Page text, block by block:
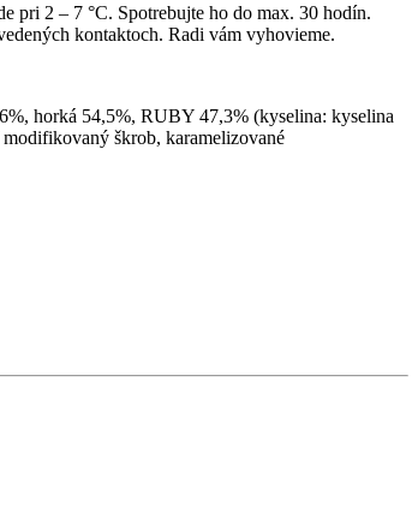
pri 2 – 7 °C. Spotrebujte ho do max. 30 hodín.
kontaktoch. Radi vám vyhovieme.
horká 54,5%, RUBY 47,3% (kyselina: kyselina
škrob, karamelizované